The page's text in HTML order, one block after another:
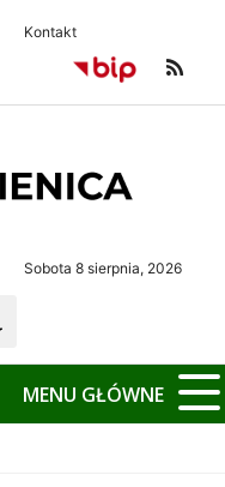
Kontakt
Sobota 8 sierpnia, 2026
MENU GŁÓWNE